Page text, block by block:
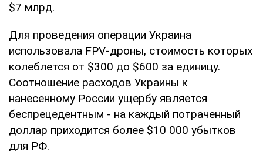
$7 млрд.
Для проведения операции Украина
использовала FPV-дроны, стоимость которых
колеблется от $300 до $600 за единицу.
Соотношение расходов Украины к
нанесенному России ущербу является
беспрецедентным - на каждый потраченный
доллар приходится более $10 000 убытков
для РФ.